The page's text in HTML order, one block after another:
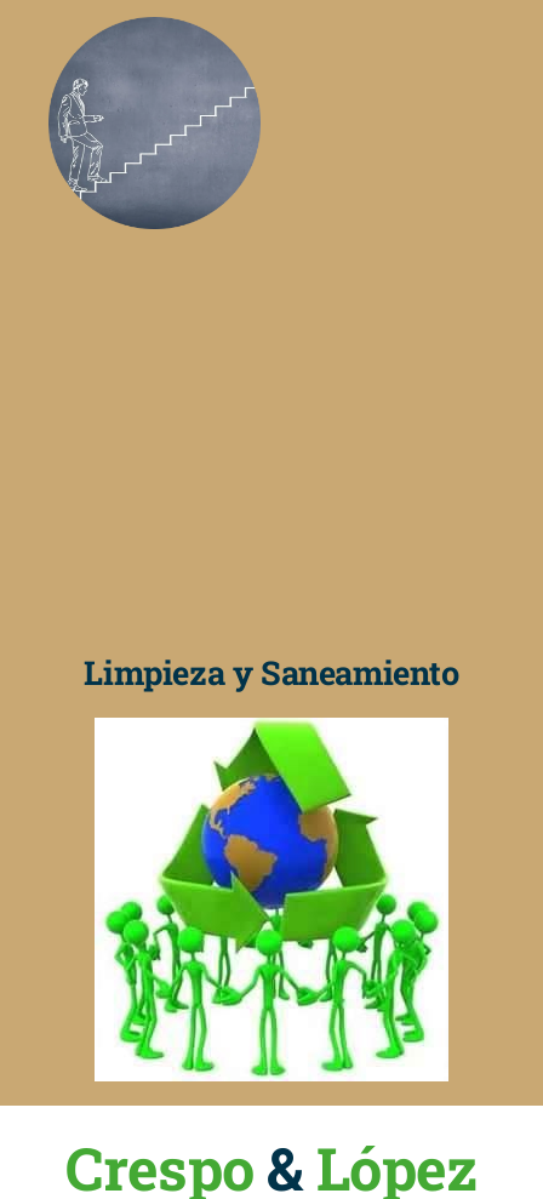
Limpieza y Saneamiento
Crespo&López